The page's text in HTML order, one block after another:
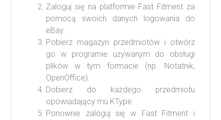
Zaloguj się na platformie Fast Fitment za
pomocą swoich danych logowania do
eBay.
Pobierz magazyn przedmiotów i otwórz
go w programie używanym do obsługi
plików w tym formacie (np. Notatnik,
OpenOffice).
Dobierz do każdego przedmiotu
opowiadający mu KType.
Ponownie zaloguj się w Fast Fitment i